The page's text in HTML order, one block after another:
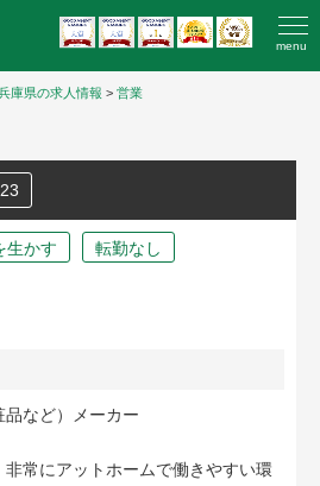
menu
庫県の求人情報 > 営業
生かす 転勤なし
品など）メーカー
常にアットホームで働きやすい環